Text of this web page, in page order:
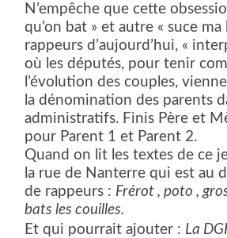
N’empêche que cette
qu’on bat » et autre « suce
rappeurs d’aujourd’hui, «
où les députés, pour tenir
l’évolution des couples,
la dénomination des parents
administratifs. Finis Père et
pour Parent 1 et Parent 2.
Quand on lit les textes de ce
la rue de Nanterre qui est au
de rappeurs : Frérot , poto ,
bats les couilles.
Et qui pourrait ajouter : La